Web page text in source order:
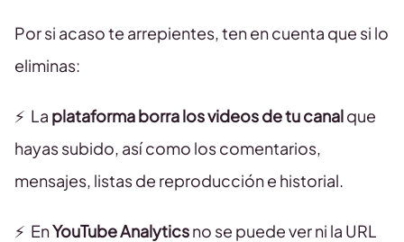
Por si acaso te arrepientes, ten en cuenta que si lo
eliminas:
⚡️ La plataforma borra los videos de tu canalque
hayas subido, así como los comentarios,
mensajes, listas de reproducción e historial.
⚡ ️ EnYouTube Analyticsno se puede ver ni la URL